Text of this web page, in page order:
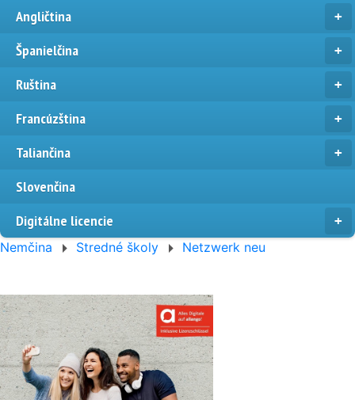
Angličtina
Španielčina
Ruština
Francúzština
Taliančina
Slovenčina
Digitálne licencie
Nemčina Stredné školy Netzwerk neu